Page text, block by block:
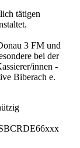
tätigen
3 FM und
bei der
innen -
Biberach e.